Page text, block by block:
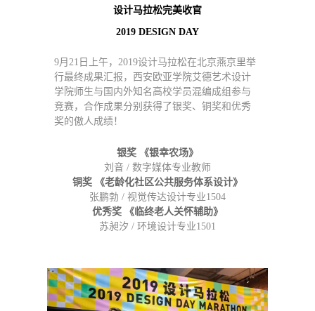
设计马拉松完美收官
2019 DESIGN DAY
9月21日上午，2019设计马拉松在北京燕京里举
行最终成果汇报，西安欧亚学院艾德艺术设计
学院师生与国内外知名高校学员混编成组参与
竞赛，合作成果分别获得了银奖、铜奖和优秀
奖的傲人成绩！
银奖 《银幸农场》
刘音 / 数字媒体专业教师
铜奖 《老龄化社区公共服务体系设计》
张鹏勃 / 视觉传达设计专业1504
优秀奖 《临终老人关怀辅助》
苏昶汐 / 环境设计专业1501